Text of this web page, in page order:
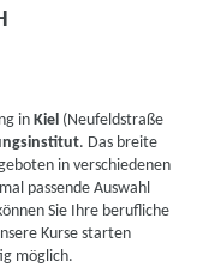
inKiel (Neufeldstraße
. Das breite
in verschiedenen
passende Auswahl
Sie Ihre berufliche
Kurse starten
möglich.